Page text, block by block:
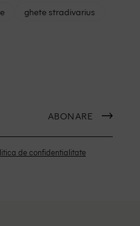
ghete stradivarius
ABONARE
de confidentialitate